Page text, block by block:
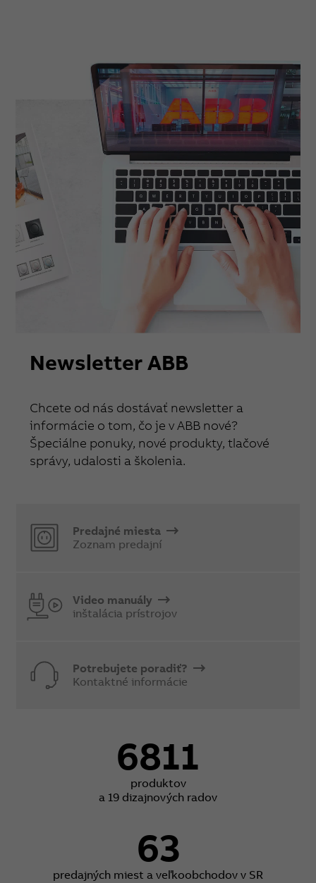
Newsletter ABB
Chcete od nás dostávať newsletter a
informácie o tom, čo je v ABB nové?
Špeciálne ponuky, nové produkty, tlačové
správy, udalosti a školenia.
Predajné miesta
Zoznam predajní
Video manuály
inštalácia prístrojov
Potrebujete poradiť?
Kontaktné informácie
6811
produktov
a 19 dizajnových radov
63
predajných miest a veľkoobchodov v SR